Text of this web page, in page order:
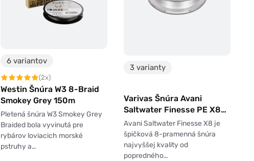
6 variantov
(2x)
Westin Šnúra W3 8-Braid
Smokey Grey 150m
Pletená šnúra W3 Smokey Grey
Braided bola vyvinutá pre
rybárov loviacich morské
pstruhy a…
3 varianty
Varivas Šnúra Avani
Saltwater Finesse PE X8
150m
Avani Saltwater Finesse X8 je
špičková 8-pramenná šnúra
najvyššej kvality od
popredného…